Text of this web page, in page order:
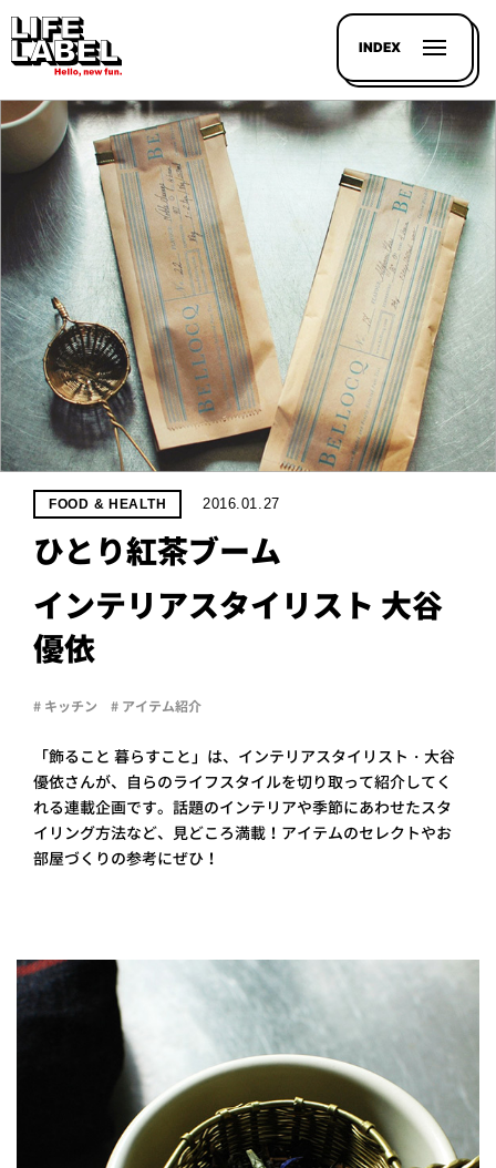
INDEX
記事を
探す
LL
HOUSE
LINE-
UP
LABEL
はい
いいえ
採用情
FOOD & HEALTH 2016.01.27
ひとり紅茶ブーム
インテリアスタイリスト 大谷
優依
# キッチン # アイテム紹介
「飾ること 暮らすこと」は、インテリアスタイリスト・大谷
優依さんが、自らのライフスタイルを切り取って紹介してく
れる連載企画です。話題のインテリアや季節にあわせたスタ
イリング方法など、見どころ満載！アイテムのセレクトやお
部屋づくりの参考にぜひ！